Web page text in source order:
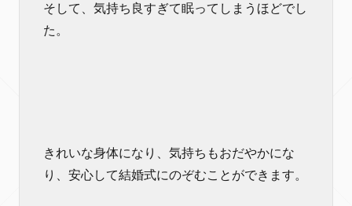
そして、気持ち良すぎて眠ってしまうほどでし
た。
きれいな身体になり、気持ちもおだやかにな
り、安心して結婚式にのぞむことができます。